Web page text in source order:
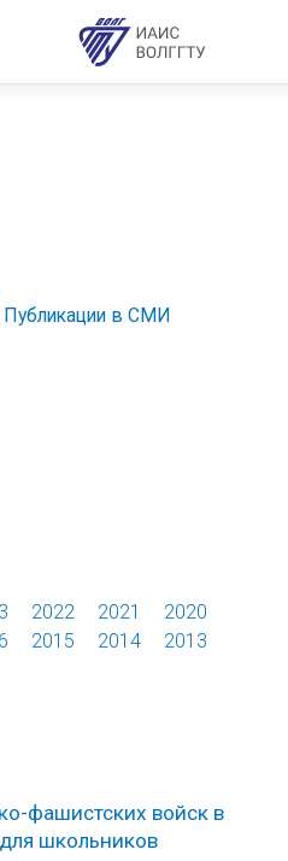
Публикации в СМИ
2022 2021
2020
2015 2014
2013
фашистских войск в
школьников